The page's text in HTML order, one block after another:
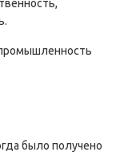
было получено